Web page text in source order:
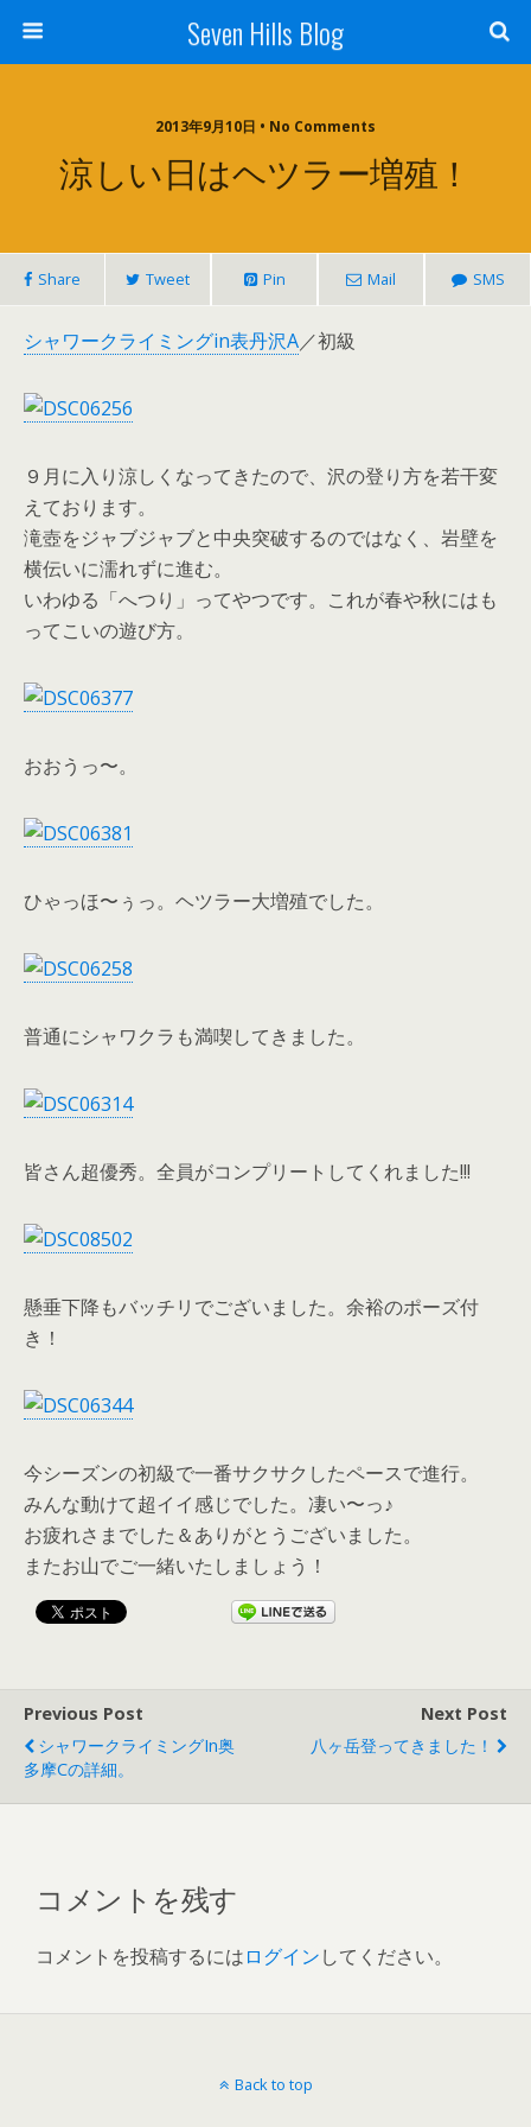
Seven Hills Blog
2013年9月10日 • No Comments
涼しい日はヘツラー増殖！
Share Tweet Pin Mail SMS
シャワークライミングin表丹沢A／初級
９月に入り涼しくなってきたので、沢の登り方を若干変
えております。
滝壺をジャブジャブと中央突破するのではなく、岩壁を
横伝いに濡れずに進む。
いわゆる「へつり」ってやつです。これが春や秋にはも
ってこいの遊び方。
おおうっ〜。
ひゃっほ〜ぅっ。ヘツラー大増殖でした。
普通にシャワクラも満喫してきました。
皆さん超優秀。全員がコンプリートしてくれました!!!
懸垂下降もバッチリでございました。余裕のポーズ付
き！
今シーズンの初級で一番サクサクしたペースで進行。
みんな動けて超イイ感じでした。凄い〜っ♪
お疲れさまでした＆ありがとうございました。
またお山でご一緒いたしましょう！
Previous Post
シャワークライミングin奥
多摩Cの詳細。
Next Post
八ヶ岳登ってきました！
コメントを残す
コメントを投稿するにはログインしてください。
Back to top